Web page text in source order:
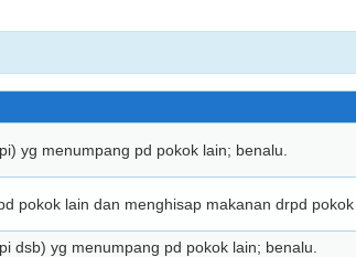
yg menumpang pd pokok lain; benalu.
pokok lain dan menghisap makanan drpd
dsb) yg menumpang pd pokok lain; benalu.